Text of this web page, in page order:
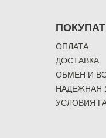
ОПЛАТА
ДОСТАВКА
ОБМЕН И
НАДЕЖНАЯ
УСЛОВИЯ